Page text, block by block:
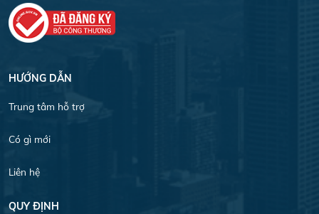
HƯỚNG DẪN
Trung tâm hỗ trợ
Có gì mới
Liên hệ
QUY ĐỊNH